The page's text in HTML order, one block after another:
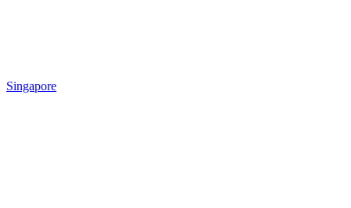
Singapore